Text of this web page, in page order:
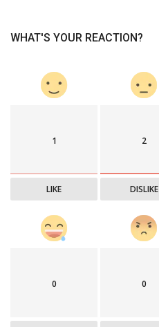
WHAT'S YOUR REACTION?
1
LIKE
2
DISLIKE
0 0